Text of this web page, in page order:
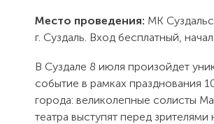
Место проведения: МК
г. Суздаль. Вход бесплатный,
В Суздале 8 июля произойдет
событие в рамках празднования
города: великолепные солисты
театра выступят перед зрителями